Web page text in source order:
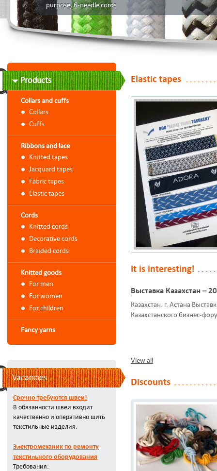
purpose, 6-needle cords
Products
Collars and cuffs
Collars
Сuffs
Ribbons and lace
Knitted tapes
Jacquard tapes
Fabric tapes
Elastic tapes
Cords
Knitted cords
Decorative cords
Braided cords
Knitted goods
For men
For women
For children
Fancy yarns
Vacancies
Срочно требуются швеи!
В обязанности швеи входит
качественно и оперативно шить
текстильные изделия.
Электромеханик по ремонту
текстильного оборудования
Требования:
Elastic tapes
It is interesting!
Выставка Казахстан –
Казахстан. г. Астана
Казахстанского бизнес-
View all
Discounts